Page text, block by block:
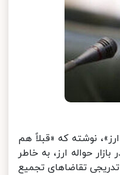
نوشته که «قبلاً هم
حواله ارز، به خاطر
تقاضاهای تجمیع